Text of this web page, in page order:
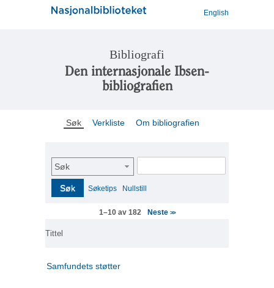
English
Bibliografi
Den internasjonale Ibsen-
bibliografien
Søk Verkliste Om bibliografien
Søk
Søk Søketips Nullstill
1–10 av 182 Neste >>
Tittel
Samfundets støtter